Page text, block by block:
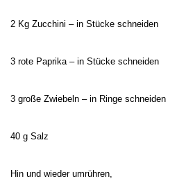
2 Kg Zucchini – in Stücke schneiden
3 rote Paprika – in Stücke schneiden
3 große Zwiebeln – in Ringe schneiden
40 g Salz
Hin und wieder umrühren,